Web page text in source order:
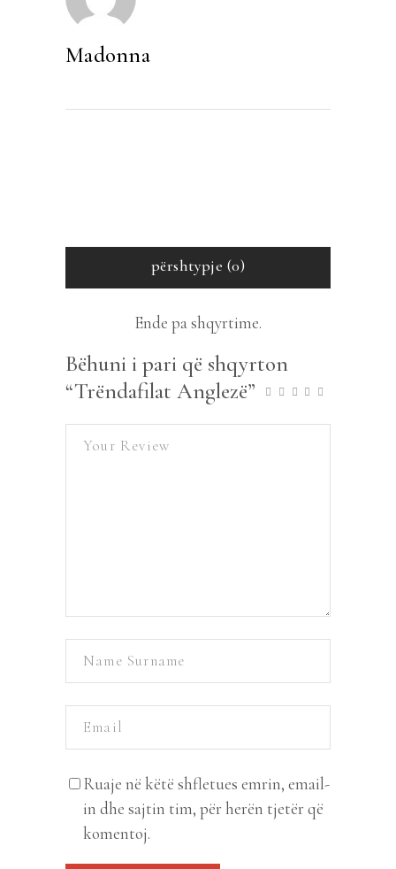
Madonna
përshtypje (0)
Ende pa shqyrtime.
Bëhuni i pari që shqyrton
“Trëndafilat Anglezë”
Ruaje në këtë shfletues emrin, email-
in dhe sajtin tim, për herën tjetër që
komentoj.